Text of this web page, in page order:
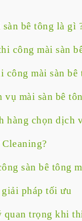
bê tông là gì
công mài sàn
công mài sàn bê
vụ mài sàn bê
hàng chọn dịch
sàn bê tông
pháp tối ưu
quan trọng khi